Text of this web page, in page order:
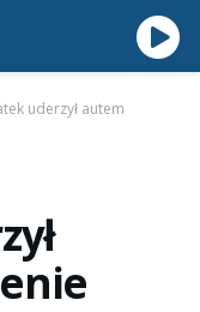
uderzył autem